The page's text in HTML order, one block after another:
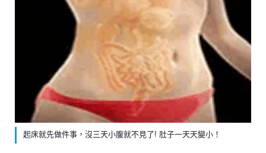
起床就先做件事，沒三天小腹就不見了! 肚子一天天變小！